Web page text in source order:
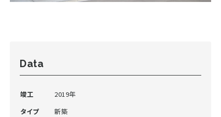
Data
竣工
2019年
タイプ
新築